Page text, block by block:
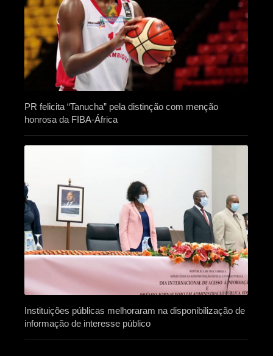
PR felicita “Tanucha” pela distinção com menção
honrosa da FIBA-África
Instituições públicas melhoraram na disponibilização de
informação de interesse público